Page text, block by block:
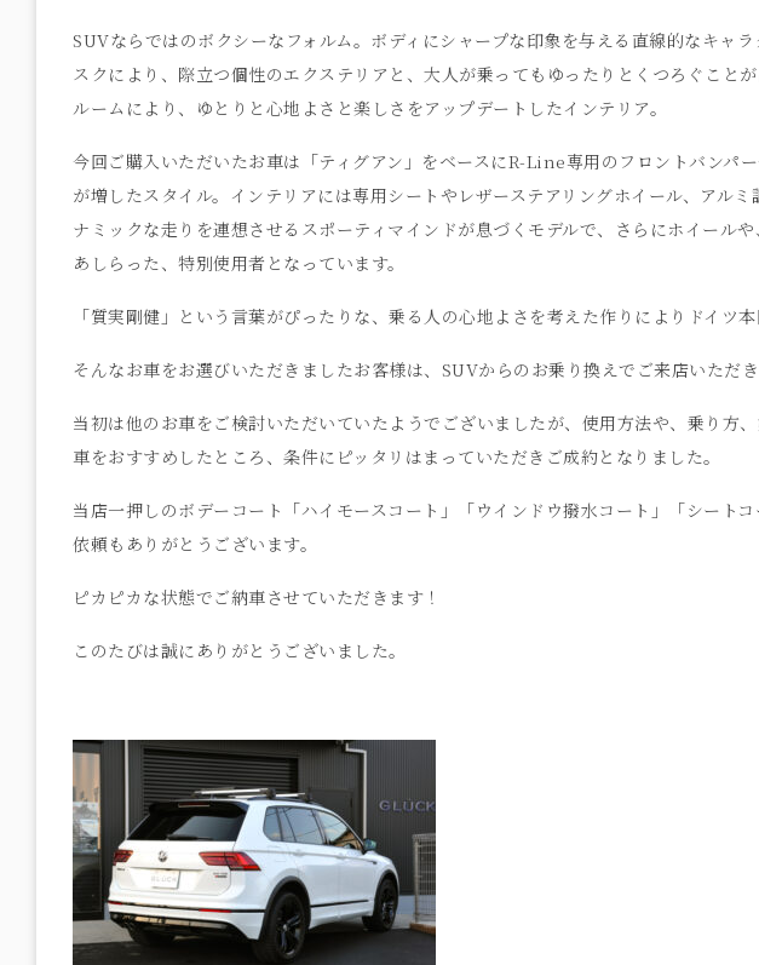
SUVならではのボクシーなフォルム。ボディにシャープな印象を与える直線的なキャ
スクにより、際立つ個性のエクステリアと、大人が乗ってもゆったりとくつろぐこと
ルームにより、ゆとりと心地よさと楽しさをアップデートしたインテリア。
今回ご購入いただいたお車は「ティグアン」をベースにR-Line専用のフロントバンパ
が増したスタイル。インテリアには専用シートやレザーステアリングホイール、アル
ナミックな走りを連想させるスポーティマインドが息づくモデルで、さらにホイール
あしらった、特別使用者となっています。
「質実剛健」という言葉がぴったりな、乗る人の心地よさを考えた作りによりドイツ
そんなお車をお選びいただきましたお客様は、SUVからのお乗り換えでご来店いただき
当初は他のお車をご検討いただいていたようでございましたが、使用方法や、乗り方
車をおすすめしたところ、条件にピッタリはまっていただきご成約となりました。
当店一押しのボデーコート「ハイモースコート」「ウインドウ撥水コート」「シート
依頼もありがとうございます。
ピカピカな状態でご納車させていただきます！
このたびは誠にありがとうございました。